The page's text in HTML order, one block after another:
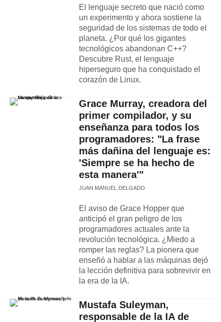
El lenguaje secreto que nació como
un experimento y ahora sostiene la
seguridad de los sistemas de todo el
planeta. ¿Por qué los gigantes
tecnológicos abandonan C++?
Descubre Rust, el lenguaje
hiperseguro que ha conquistado el
corazón de Linux.
Grace Murray, creadora del
primer compilador, y su
enseñanza para todos los
programadores: "La frase
más dañina del lenguaje es:
'Siempre se ha hecho de
esta manera'"
JUAN MANUEL DELGADO
El aviso de Grace Hopper que
anticipó el gran peligro de los
programadores actuales ante la
revolución tecnológica. ¿Miedo a
romper las reglas? La pionera que
enseñó a hablar a las máquinas dejó
la lección definitiva para sobrevivir en
la era de la IA.
Mustafa Suleyman,
responsable de la IA de